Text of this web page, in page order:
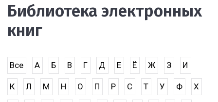
Библиотека электронных
книг
Все А Б В Г Д Е Ё Ж З И
К Л М Н О П Р С Т У Ф Х